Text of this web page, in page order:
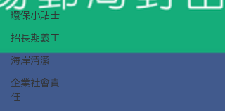
環保小貼士
招長期義工
海岸清潔
企業社會責
任